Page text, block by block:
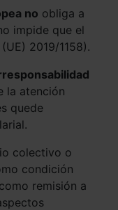
no obliga a
impide que el
2019/1158).
la atención
quede
colectivo o
condición
remisión a